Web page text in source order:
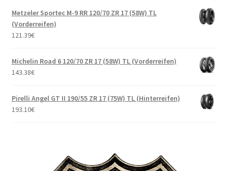
Metzeler Sportec M-9 RR 120/70 ZR 17 (58W) TL
(Vorderreifen)
121.39€
Michelin Road 6 120/70 ZR 17 (58W) TL (Vorderreifen)
143.38€
Pirelli Angel GT II 190/55 ZR 17 (75W) TL (Hinterreifen)
193.10€